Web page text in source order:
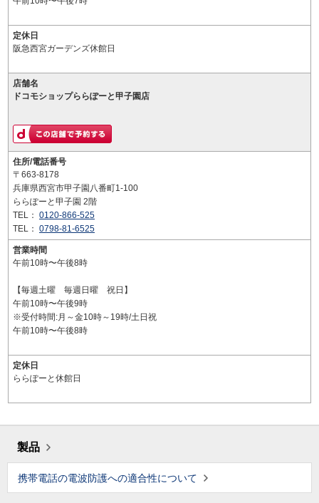
定休日
阪急西宮ガーデンズ休館日
店舗名
ドコモショップららぽーと甲子園店
住所/電話番号
〒663-8178
兵庫県西宮市甲子園八番町1-100
ららぽーと甲子園 2階
TEL： 0120-866-525
TEL： 0798-81-6525
営業時間
午前10時〜午後8時
【毎週土曜 毎週日曜 祝日】
午前10時〜午後9時
※受付時間:月～金10時～19時/土日祝
午前10時〜午後8時
定休日
ららぽーと休館日
製品
携帯電話の電波防護への適合性について